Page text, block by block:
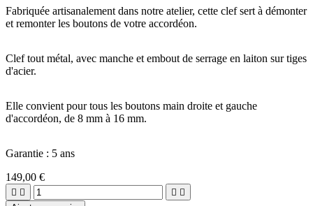
Fabriquée artisanalement dans notre atelier, cette clef sert à démonter
et remonter les boutons de votre accordéon.
Clef tout métal, avec manche et embout de serrage en laiton sur tiges
d'acier.
Elle convient pour tous les boutons main droite et gauche
d'accordéon, de 8 mm à 16 mm.
Garantie : 5 ans
149,00 €
   